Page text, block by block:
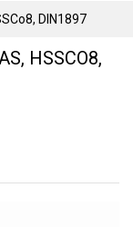
DIN1897
HSSCO8,